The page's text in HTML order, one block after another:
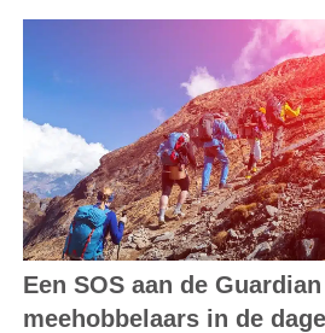
Een SOS aan de
meehobbelaars in de